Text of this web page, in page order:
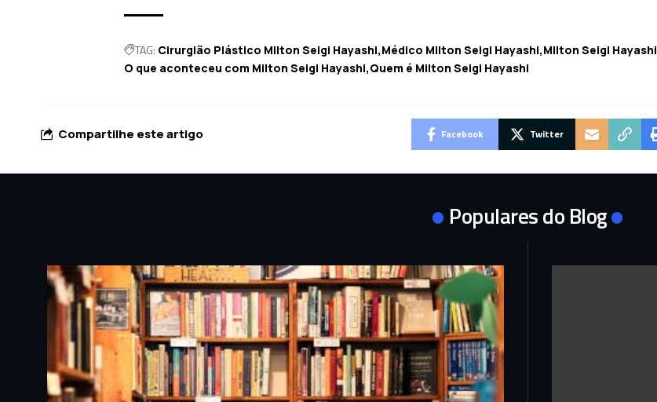
TAG: Cirurgião Plástico Milton Seigi Hayashi Médico Milton Seigi Hayashi Milton Seigi Hayashi
O que aconteceu com Milton Seigi Hayashi Quem é Milton Seigi Hayashi
Compartilhe este artigo Facebook Twitter
Populares do Blog